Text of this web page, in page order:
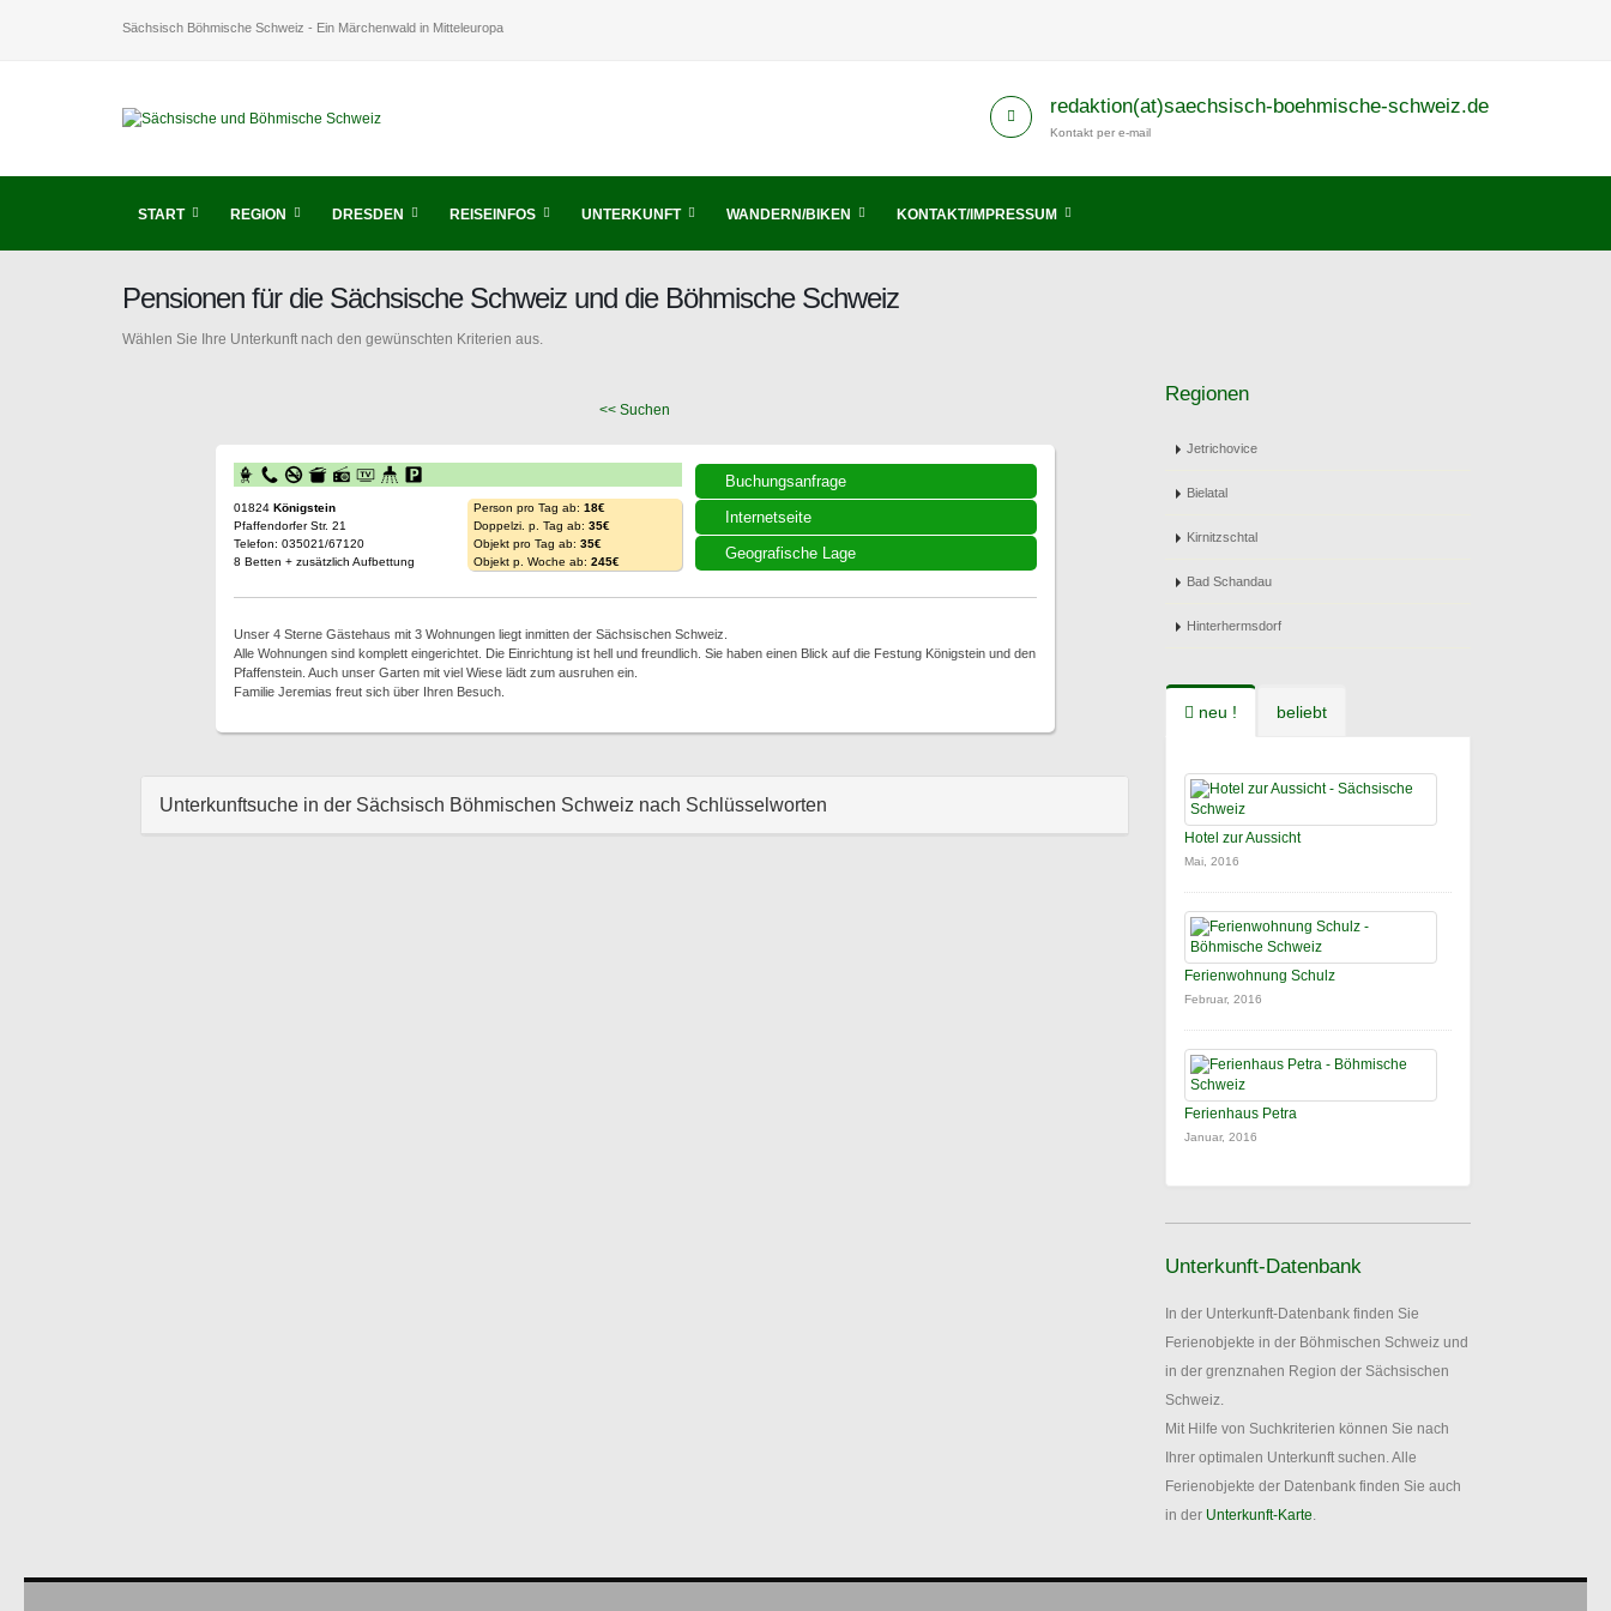
Sächsisch Böhmische Schweiz - Ein Märchenwald in Mitteleuropa
redaktion(at)saechsisch-boehmische-schweiz.de
Kontakt per e-mail
START REGION DRESDEN REISEINFOS UNTERKUNFT WANDERN/BIKEN KONTAKT/IMPRESSUM
Pensionen für die Sächsische Schweiz und die Böhmische Schweiz
Wählen Sie Ihre Unterkunft nach den gewünschten Kriterien aus.
<< Suchen
Buchungsanfrage
Internetseite
Geografische Lage
01824 Königstein
Pfaffendorfer Str. 21
Telefon: 035021/67120
8 Betten + zusätzlich Aufbettung
Person pro Tag ab: 18€
Doppelzi. p. Tag ab: 35€
Objekt pro Tag ab: 35€
Objekt p. Woche ab: 245€
Unser 4 Sterne Gästehaus mit 3 Wohnungen liegt inmitten der Sächsischen Schweiz.
Alle Wohnungen sind komplett eingerichtet. Die Einrichtung ist hell und freundlich. Sie haben einen Blick auf die Festung Königstein und den
Pfaffenstein. Auch unser Garten mit viel Wiese lädt zum ausruhen ein.
Familie Jeremias freut sich über Ihren Besuch.
Unterkunftsuche in der Sächsisch Böhmischen Schweiz nach Schlüsselworten
Regionen
Jetrichovice
Bielatal
Kirnitzschtal
Bad Schandau
Hinterhermsdorf
neu ! beliebt
Hotel zur Aussicht
Mai, 2016
Ferienwohnung Schulz
Februar, 2016
Ferienhaus Petra
Januar, 2016
Unterkunft-Datenbank
In der Unterkunft-Datenbank finden Sie
Ferienobjekte in der Böhmischen Schweiz und
in der grenznahen Region der Sächsischen
Schweiz.
Mit Hilfe von Suchkriterien können Sie nach
Ihrer optimalen Unterkunft suchen. Alle
Ferienobjekte der Datenbank finden Sie auch
in der Unterkunft-Karte.